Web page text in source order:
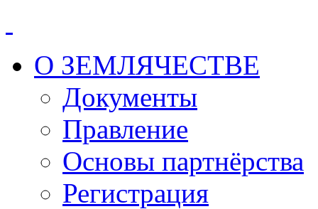
О ЗЕМЛЯЧЕСТВЕ
Документы
Правление
Основы партнёрства
Регистрация